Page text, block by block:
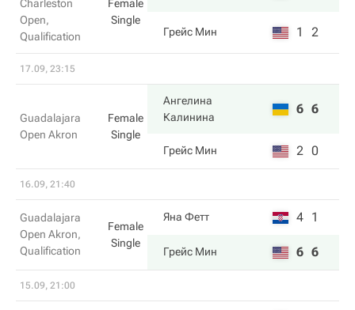
Charleston
Open,
Qualification
Female
Single
Грейс Мин 1 2
17.09, 23:15
Guadalajara
Open Akron
Female
Single
Ангелина
Калинина
6 6
Грейс Мин 2 0
16.09, 21:40
Guadalajara
Open Akron,
Qualification
Female
Single
Яна Фетт 4 1
Грейс Мин 6 6
15.09, 21:00